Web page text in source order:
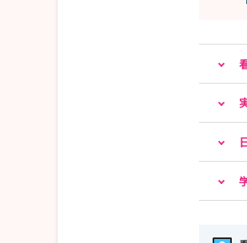
救急／HCU／小児科／
🌻インターンシップ・見
9月12日（土） 26日（